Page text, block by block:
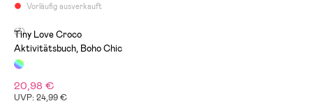
Vorläufig ausverkauft
(3)
Tiny Love Croco
Aktivitätsbuch, Boho Chic
20,98 €
UVP: 24,99 €